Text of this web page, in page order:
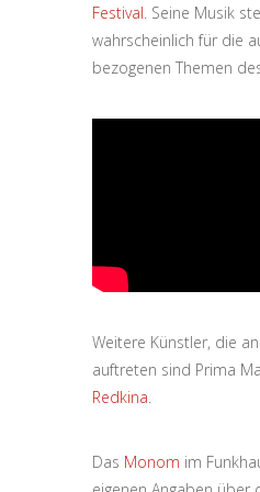
Festival . Seine Musik
wahrscheinlich für die
bezogenen Themen
Weitere Künstler, die
auftreten sind Prima
Redkina.
Das Monom im